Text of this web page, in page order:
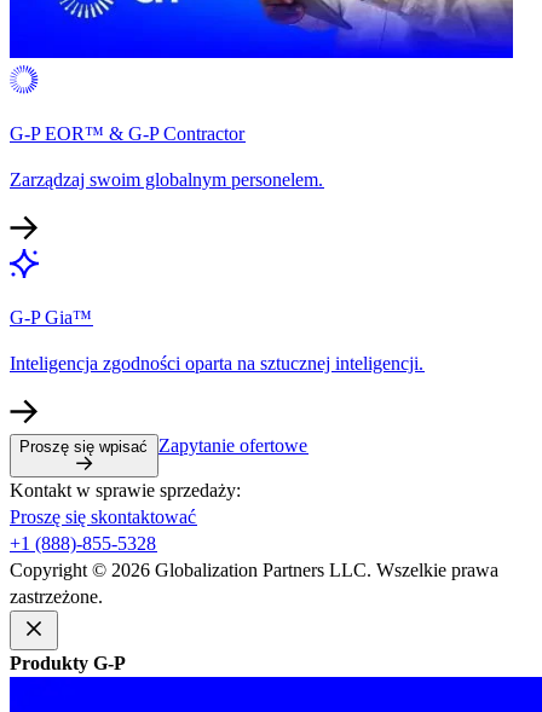
G-P EOR™ & G-P Contractor​​
Zarządzaj swoim globalnym personelem.​​
G-P Gia™​​
Inteligencja zgodności oparta na sztucznej inteligencji.​​
Proszę się wpisać​​ Zapytanie ofertowe​​
Kontakt w sprawie sprzedaży:​​
Proszę się skontaktować​​
+1 (888)-855-5328​​
Copyright © 2026 Globalization Partners LLC. Wszelkie prawa
zastrzeżone.​​
Produkty G-P​​